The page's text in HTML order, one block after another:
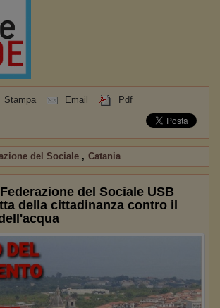
Stampa Email Pdf
del Sociale , Catania
del Sociale USB
della cittadinanza contro il